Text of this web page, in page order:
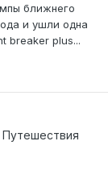
ближнего
и ушли одна
breaker plus...
Путешествия